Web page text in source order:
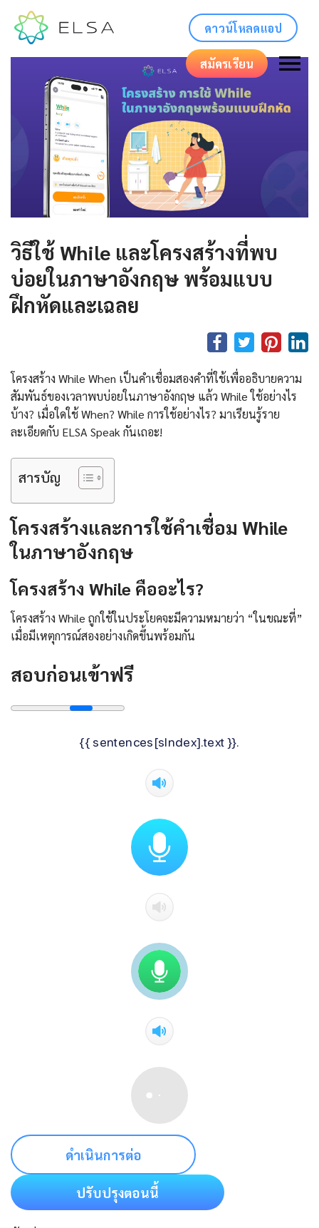
ดาวน์โหลดแอป
สมัครเรียน
วิธีใช้ While และโครงสร้างที่พบ
บ่อยในภาษาอังกฤษ พร้อมแบบ
ฝึกหัดและเฉลย
โครงสร้าง While When เป็นคำเชื่อมสองคำที่ใช้เพื่ออธิบายความ
สัมพันธ์ของเวลาพบบ่อยในภาษาอังกฤษ แล้ว While ใช้อย่างไร
บ้าง? เมื่อใดใช้ When? While การใช้อย่างไร? มาเรียนรู้ราย
ละเอียดกับ ELSA Speak กันเถอะ!
สารบัญ
โครงสร้างและการใช้คำเชื่อม While
ในภาษาอังกฤษ
โครงสร้าง While คืออะไร?
โครงสร้าง While ถูกใช้ในประโยคจะมีความหมายว่า “ในขณะที่”
เมื่อมีเหตุการณ์สองอย่างเกิดขึ้นพร้อมกัน
สอบก่อนเข้าฟรี
{{ sentences[sIndex].text }}.
ดำเนินการต่อ
ปรับปรุงตอนนี้